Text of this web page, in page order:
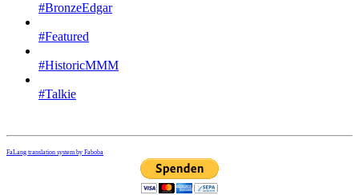
#BronzeEdgar
#Featured
#HistoricMMM
#Talkie
FaLang translation system by Faboba